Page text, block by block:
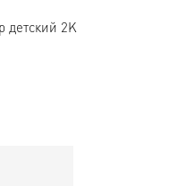
детский 2K